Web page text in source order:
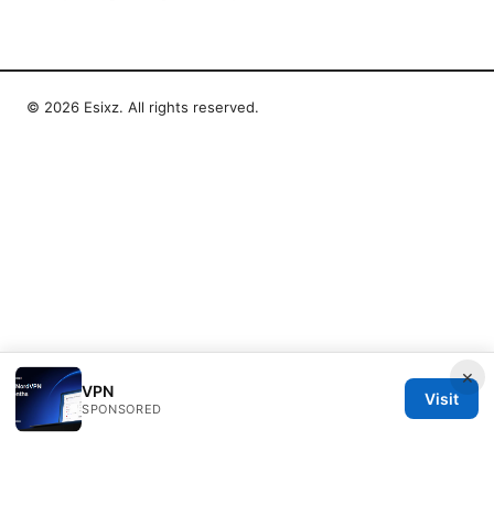
×
VPN
SPONSORED
Visit
© 2026 Esixz. All rights reserved.